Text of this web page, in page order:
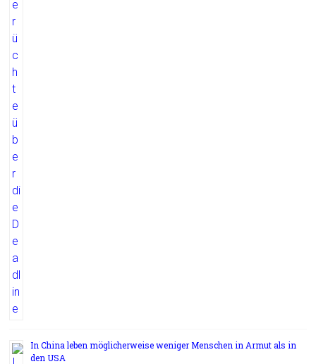
In China leben möglicherweise weniger Menschen in Armut als in
den USA